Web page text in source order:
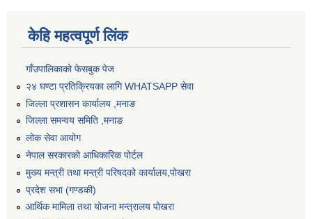
केहि महत्वपूर्ण लिंक
गाँउपालिकाको फेसबुक पेज
२४ घण्टा प्रतिक्रियका लागि WHATSAPP सेवा
जिल्ला प्रशासन कार्यालय ,मनाङ
जिल्ला समन्वय समिति ,मनाङ
लोक सेवा आयोग
नेपाल सरकारको आधिकारिक पोर्टल
मुख्य मन्त्री तथा मन्त्री परिषदको कार्यालय,पोखरा
प्रदेश सभा (गण्डकी)
आर्थिक मामिला तथा योजना मन्त्रालय पोखरा